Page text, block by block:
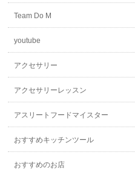
Team Do M
youtube
アクセサリー
アクセサリーレッスン
アスリートフードマイスター
おすすめキッチンツール
おすすめのお店